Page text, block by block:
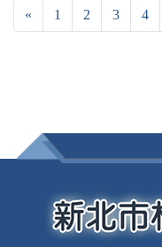
« 1 2 3 4